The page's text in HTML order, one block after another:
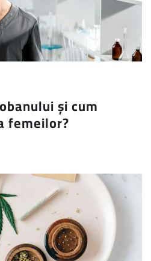
și cum
femeilor?